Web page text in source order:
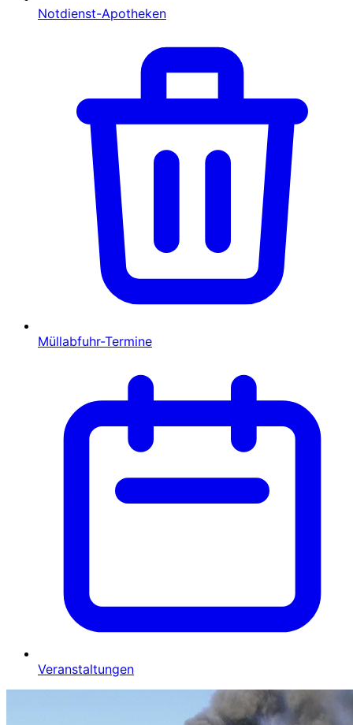
Notdienst-Apotheken
Müllabfuhr-Termine
Veranstaltungen